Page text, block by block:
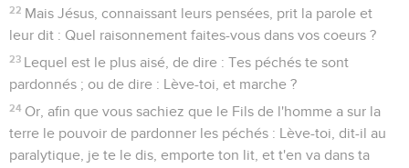
22 Mais Jésus, connaissant leurs pensées, prit la parole et
leur dit : Quel raisonnement faites-vous dans vos coeurs ?
23 Lequel est le plus aisé, de dire : Tes péchés te sont
pardonnés ; ou de dire : Lève-toi, et marche ?
24 Or, afin que vous sachiez que le Fils de l'homme a sur la
terre le pouvoir de pardonner les péchés : Lève-toi, dit-il au
paralytique, je te le dis, emporte ton lit, et t'en va dans ta